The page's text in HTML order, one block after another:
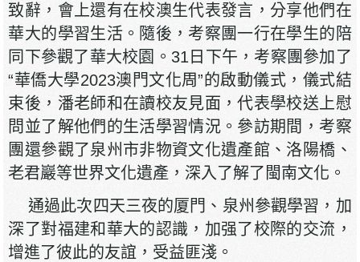
致辭，會上還有在校澳生代表發言，分享他們在
華大的學習生活。隨後，考察團一行在學生的陪
同下參觀了華大校園。31日下午，考察團參加了
“華僑大學2023澳門文化周”的啟動儀式，儀式結
束後，潘老師和在讀校友見面，代表學校送上慰
問並了解他們的生活學習情況。參訪期間，考察
團還參觀了泉州市非物資文化遺產館、洛陽橋、
老君巖等世界文化遺產，深入了解了閩南文化。
通過此次四天三夜的厦門、泉州參觀學習，加
深了對福建和華大的認識，加强了校際的交流，
增進了彼此的友誼，受益匪淺。